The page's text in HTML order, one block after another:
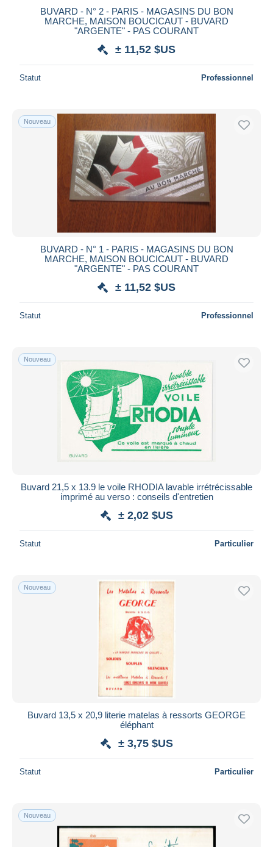
BUVARD - N° 2 - PARIS - MAGASINS DU BON
MARCHE, MAISON BOUCICAUT - BUVARD
"ARGENTE" - PAS COURANT
± 11,52 $US
Statut Professionnel
Nouveau
BUVARD - N° 1 - PARIS - MAGASINS DU BON
MARCHE, MAISON BOUCICAUT - BUVARD
"ARGENTE" - PAS COURANT
± 11,52 $US
Statut Professionnel
Nouveau
Buvard 21,5 x 13.9 le voile RHODIA lavable irrétrécissable
imprimé au verso : conseils d'entretien
± 2,02 $US
Statut Particulier
Nouveau
Buvard 13,5 x 20,9 literie matelas à ressorts GEORGE
éléphant
± 3,75 $US
Statut Particulier
Nouveau